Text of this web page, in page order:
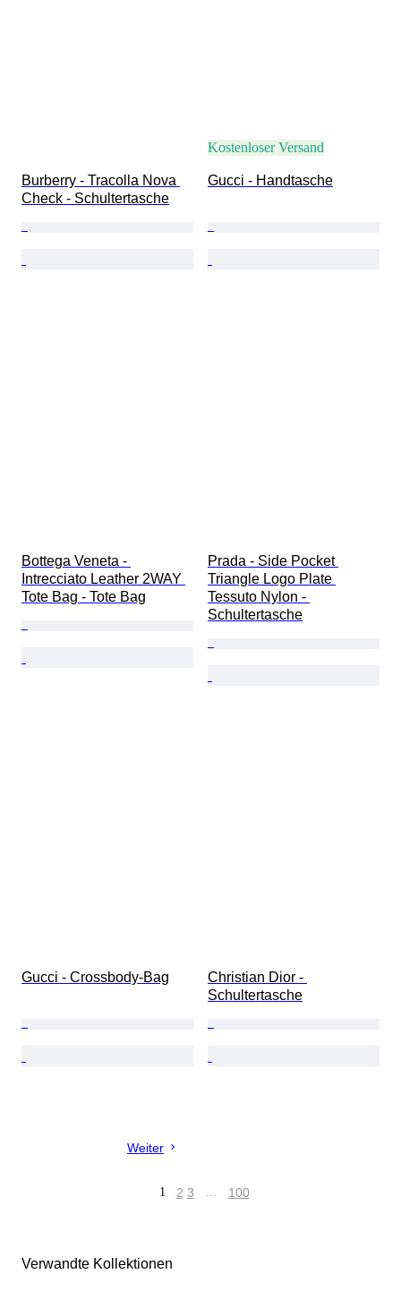
Burberry - Tracolla Nova
Check - Schultertasche
Kostenloser Versand
Gucci - Handtasche
Bottega Veneta -
Intrecciato Leather 2WAY
Tote Bag - Tote Bag
Prada - Side Pocket
Triangle Logo Plate
Tessuto Nylon -
Schultertasche
Gucci - Crossbody-Bag
Christian Dior -
Schultertasche
Weiter
1 2 3 … 100
Verwandte Kollektionen